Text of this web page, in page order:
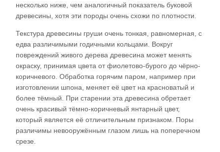
несколько ниже, чем аналогичный показатель буковой
древесины, хотя эти породы очень схожи по плотности.
Текстура древесины груши очень тонкая, равномерная, с
едва различимыми годичными кольцами. Вокруг
повреждений живого дерева древесина может менять
окраску, принимая цвета от фиолетово-бурого до чёрно-
коричневого. Обработка горячим паром, например при
изготовлении шпона, меняет её цвет на красноватый и
более тёмный. При старении эта древесина обретает
очень красивый тёмно-коричневый янтарный цвет,
который является её отличительным признаком. Поры
различимы невооружённым глазом лишь на поперечном
срезе.